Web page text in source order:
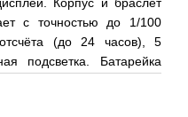
с точностью до 1/100
(до 24 часов), 5
подсветка. Батарейка